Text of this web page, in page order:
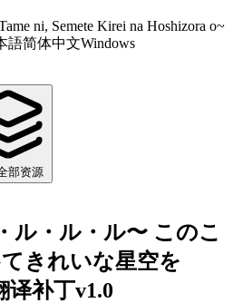
ni, Semete Kirei na Hoshizora o~
語简体中文Windows
部资源
ル・ル・ル〜 このこ
きれいな星空を
译补丁v1.0